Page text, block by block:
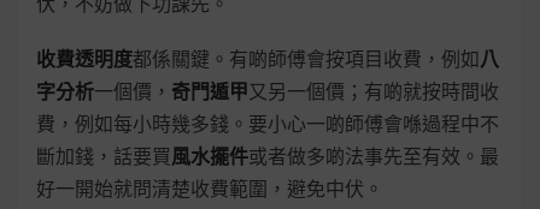
收費透明度都係關鍵。有啲師傅會按項目收費，例如八
字分析一個價， 奇門遁甲又另一個價；有啲就按時間收
費，例如每小時幾多錢。要小心一啲師傅會喺過程中不
斷加錢，話要買 風水擺件或者做多啲法事先至有效。最
好一開始就問清楚收費範圍，避免中伏。